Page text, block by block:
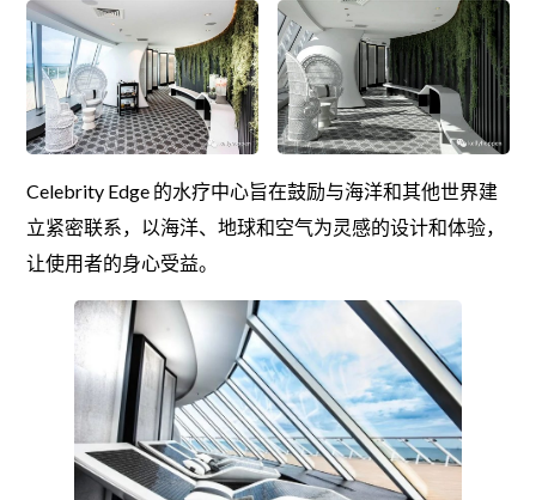
Celebrity Edge 的水疗中心旨在鼓励与海洋和其他世界建
立紧密联系，以海洋、地球和空气为灵感的设计和体验，
让使用者的身心受益。